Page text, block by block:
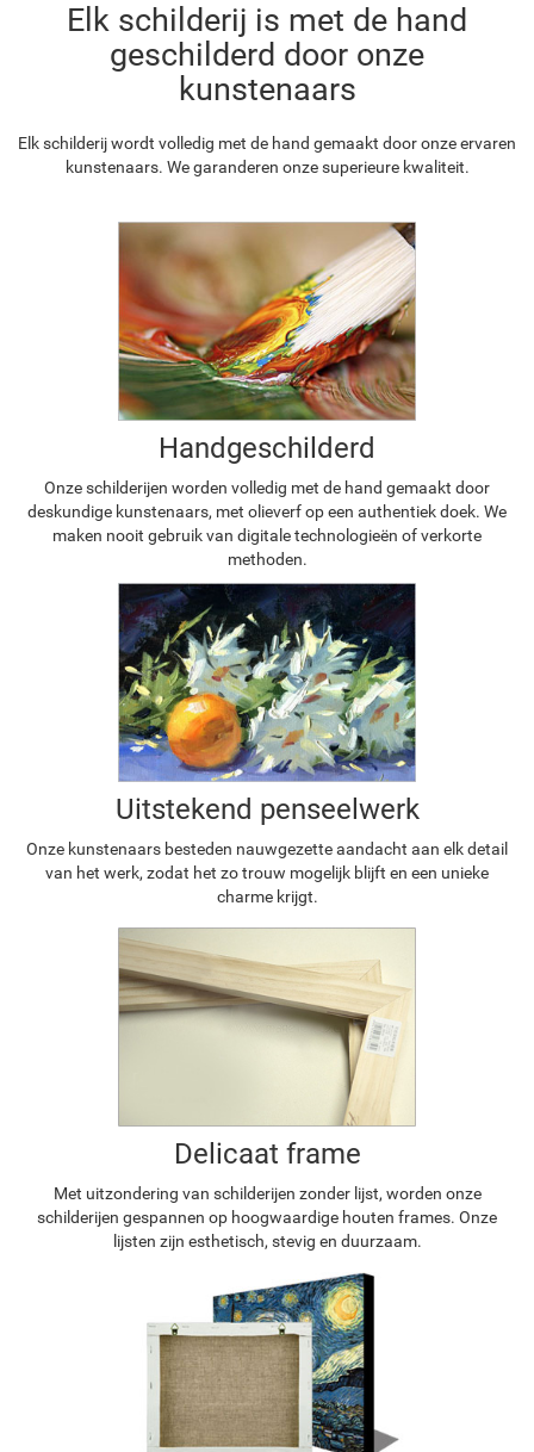
Elk schilderij is met de hand
geschilderd door onze
kunstenaars
Elk schilderij wordt volledig met de hand gemaakt door onze ervaren
kunstenaars. We garanderen onze superieure kwaliteit.
Handgeschilderd
Onze schilderijen worden volledig met de hand gemaakt door
deskundige kunstenaars, met olieverf op een authentiek doek. We
maken nooit gebruik van digitale technologieën of verkorte
methoden.
Uitstekend penseelwerk
Onze kunstenaars besteden nauwgezette aandacht aan elk detail
van het werk, zodat het zo trouw mogelijk blijft en een unieke
charme krijgt.
Delicaat frame
Met uitzondering van schilderijen zonder lijst, worden onze
schilderijen gespannen op hoogwaardige houten frames. Onze
lijsten zijn esthetisch, stevig en duurzaam.